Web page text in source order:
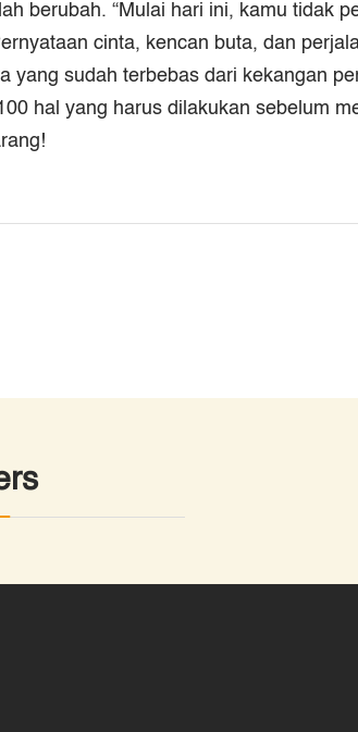
berubah. “Mulai hari ini, kamu tidak
cinta, kencan buta, dan
yang sudah terbebas dari kekangan
hal yang harus dilakukan sebelum